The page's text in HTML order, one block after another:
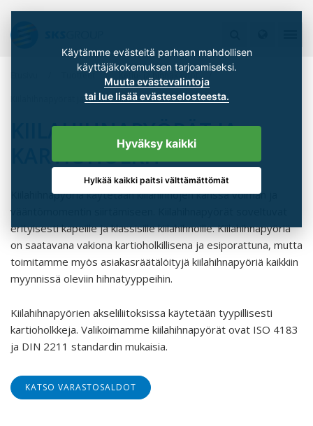
Tuotteet
Ketju- ja hihnakäytöt
Kiilahihnapyörät ja kartioholkit
KIILAHIHNAPYÖRÄT JA
KARTIOHOLKIT
Kiilahihnapyöriä käytetään kiilahihnojen kanssa voiman ja
vääntömomentin siirtämiseen. Kiilahihnapyörät soveltuvat
erityisesti kapeille ja klassisille kiilahihnoille. Kiilahihnapyöriä
on saatavana vakiona kartioholkillisena ja esiporattuna, mutta
toimitamme myös asiakasräätälöityjä kiilahihnapyöriä kaikkiin
myynnissä oleviin hihnatyyppeihin.
Kiilahihnapyörien akseliliitoksissa käytetään tyypillisesti
kartioholkkeja. Valikoimamme kiilahihnapyörät ovat ISO 4183
ja DIN 2211 standardin mukaisia.
KATSO VARASTOSALDOT
Käytämme evästeitä parhaan mahdollisen
Muuta evästevalintoja
tai lue lisää evästeselosteesta.
Hyväksy kaikki
Hylkää kaikki paitsi välttämättömät